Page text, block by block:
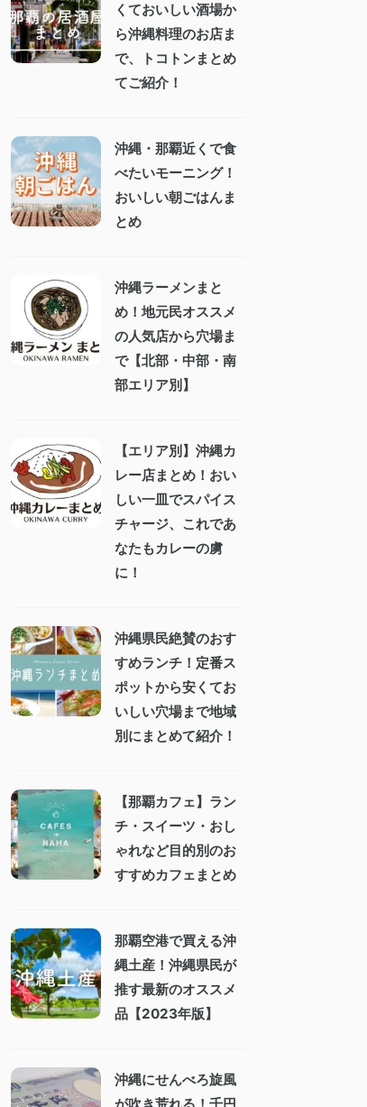
くておいしい酒場か
ら沖縄料理のお店ま
で、トコトンまとめ
てご紹介！
沖縄・那覇近くで食
べたいモーニング！
おいしい朝ごはんま
とめ
沖縄ラーメンまと
め！地元民オススメ
の人気店から穴場ま
で【北部・中部・南
部エリア別】
【エリア別】沖縄カ
レー店まとめ！おい
しい一皿でスパイス
チャージ、これであ
なたもカレーの虜
に！
沖縄県民絶賛のおす
すめランチ！定番ス
ポットから安くてお
いしい穴場まで地域
別にまとめて紹介！
【那覇カフェ】ラン
チ・スイーツ・おし
ゃれなど目的別のお
すすめカフェまとめ
那覇空港で買える沖
縄土産！沖縄県民が
推す最新のオススメ
品【2023年版】
沖縄にせんべろ旋風